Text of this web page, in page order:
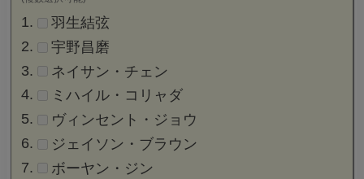
羽生結弦
宇野昌磨
ネイサン・チェン
ミハイル・コリャダ
ヴィンセント・ジョウ
ジェイソン・ブラウン
ボーヤン・ジン